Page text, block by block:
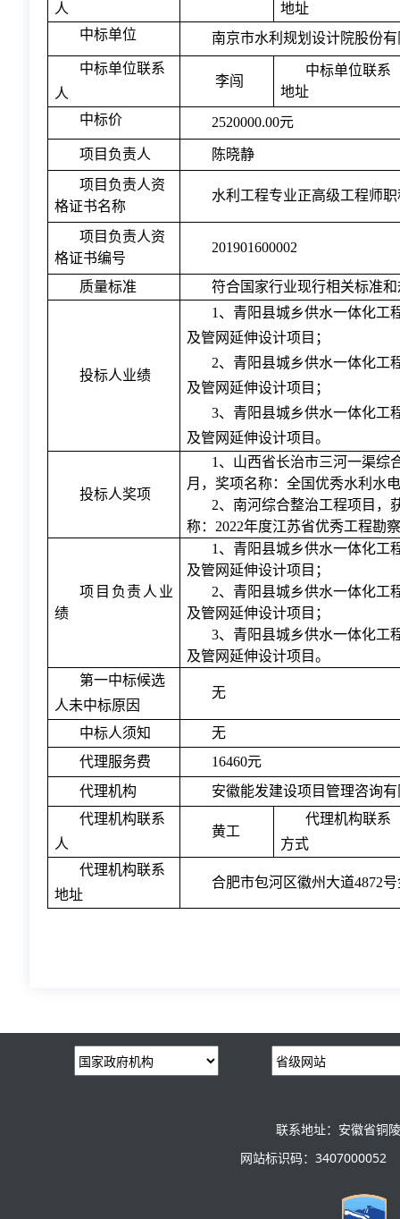
人
地址
中标单位
南京市水利规划设计院股份
中标单位联系
人
李闯
中标单位联系
地址
中标价 2520000.00元
项目负责人
陈晓静
项目负责人资
格证书名称
水利工程专业正高级工程师
项目负责人资
格证书编号
201901600002
质量标准 符合国家行业现行相关标准
投标人业绩
1、青阳县城乡供水一体化工
及管网延伸设计项目；
2、青阳县城乡供水一体化工
及管网延伸设计项目；
3、青阳县城乡供水一体化工
及管网延伸设计项目。
投标人奖项
1、 山西省长治市三河一渠综
月，奖项名称：全国优秀水利水
2、 南河综合整治工程项目 ，
称： 2022年度江苏省优秀工程勘
项目负责人业
绩
1、青阳县城乡供水一体化工
及管网延伸设计项目；
2、青阳县城乡供水一体化工
及管网延伸设计项目；
3、青阳县城乡供水一体化工
及管网延伸设计项目。
第一中标候选
人未中标原因
无
中标人须知
无
代理服务费
16460元
代理机构
安徽能发建设项目管理咨询
代理机构联系
人
黄工
代理机构联系
方式
代理机构联系
地址
合肥市包河区徽州大道4872
联系地址：安徽省铜
网站标识码：3407000052